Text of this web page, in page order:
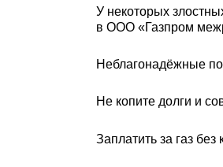
У некоторых
в ООО «Газпром
Неблагонадёжные
Не копите долги и
Заплатить за газ